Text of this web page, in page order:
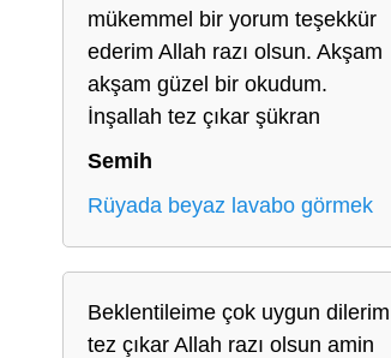
mükemmel bir yorum teşekkür
ederim Allah razı olsun. Akşam
akşam güzel bir okudum.
İnşallah tez çıkar şükran
Semih
Rüyada beyaz lavabo görmek
Beklentileime çok uygun dilerim
tez çıkar Allah razı olsun amin